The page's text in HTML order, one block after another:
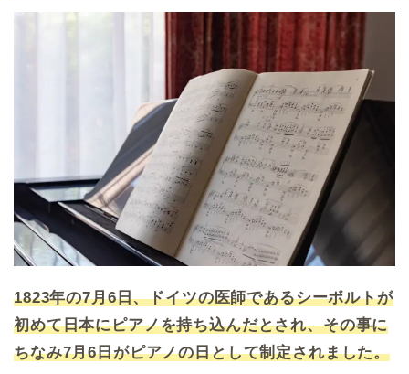
1823年の7月6日、ドイツの医師であるシーボルトが
初めて日本にピアノを持ち込んだとされ、その事に
ちなみ7月6日がピアノの日として制定されました。